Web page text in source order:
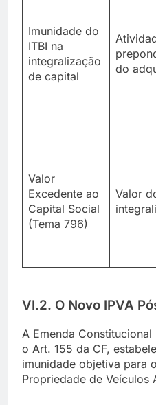
Imunidade do
ITBI na
integralização
de capital
do
Valor
Excedente ao
Capital Social
(Tema 796)
Valor
VI.2. O Novo IPVA
A Emenda
o Art. 155 da CF,
imunidade objetiva para
Propriedade de Veículos